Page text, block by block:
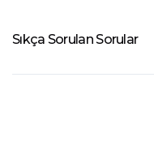
Sıkça Sorulan Sorular